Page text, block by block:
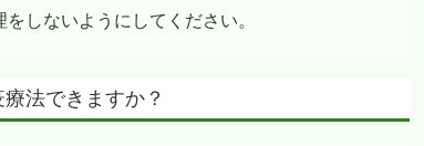
しないようにしてください。
法できますか？